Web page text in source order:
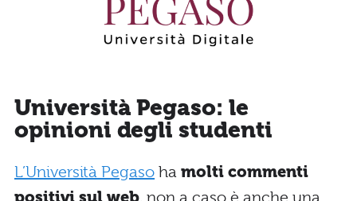
Università Pegaso: le
opinioni degli studenti
L’Università Pegaso hamolti commenti